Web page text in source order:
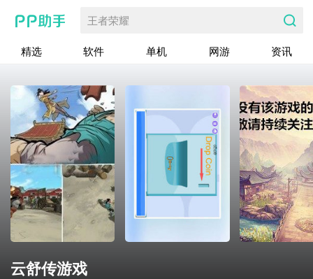
王者荣耀
精选 软件 单机 网游 资讯
云舒传游戏